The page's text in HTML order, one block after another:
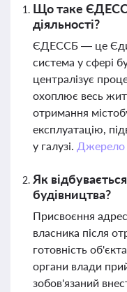
Що таке ЄДЕССБ
діяльності?
ЄДЕССБ — це
система у сфері
централізує
охоплює весь
отримання
експлуатацію,
у галузі. Джерело
Як
будівництва?
Присвоєння адрес
власника після
готовність
органи влади
зобов'язаний